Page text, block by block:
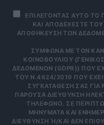
ΕΠΙΛΕΓΟΝΤΑΣ ΑΥΤΟ ΤΟ
ΚΑΙ ΑΠΟΔΕΧΕΣΤΕ
ΑΠΟΘΗΚΕΥΣΗ ΤΩΝ
ΣΎΜΦΩΝΑ ΜΕ ΤΟΝ
ΚΟΙΝΟΒΟΥΛΊΟΥ
ΔΕΔΟΜΈΝΩΝ (GDPR)} ΠΟΥ
ΤΟΥ Ν.4624/2019 ΠΟΥ ΈΧΕΙ
ΣΥΓΚΑΤΆΘΕΣΉ ΣΑΣ ΓΙΑ
ΠΑΡΟΎΣΑ ΔΙΕΎΘΥΝΣΗ
ΗΛΈΦΩΝΟ. ΣΕ
ΗΝΎΜΑΤΑ ΚΑΙ
ΙΕΎΘΥΝΣΗ Ή/ΚΑΙ ΔΕΝ